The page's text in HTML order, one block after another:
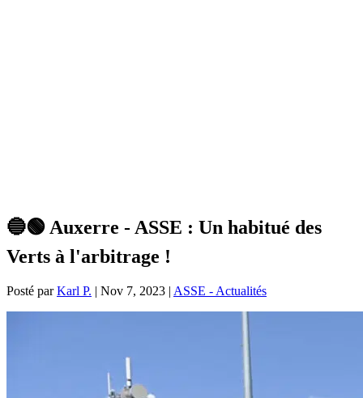
🔵🟢 Auxerre - ASSE : Un habitué des
Verts à l'arbitrage !
Posté parKarl P. | Nov 7, 2023 | ASSE - Actualités